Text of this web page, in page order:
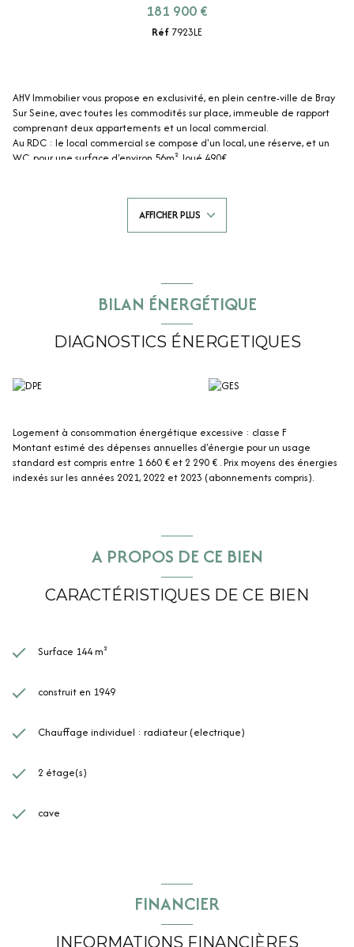
181 900 €
Réf 7923LE
AHV Immobilier vous propose en exclusivité, en plein centre-ville de Bray
Sur Seine, avec toutes les commodités sur place, immeuble de rapport
comprenant deux appartements et un local commercial.
Au RDC : le local commercial se compose d'un local, une réserve, et un
WC, pour une surface d'environ 56m², loué 490€
de 48m² (loi Carrez) LIBRE (était loué 555€ + 30 de charges (Eau)
Au 2eme étage : un appartement type studio composé d’une entrée sur
pièce de vie, d’une salle d’eau et Wc pour une surface de 37.56m² (loi
Confort : TAE, chauffage électrique.
AFFICHER PLUS
BILAN ÉNERGÉTIQUE
DIAGNOSTICS ÉNERGETIQUES
Logement à consommation énergétique excessive : classe F
Montant estimé des dépenses annuelles d'énergie pour un usage
standard est compris entre 1 660 € et 2 290 € . Prix moyens des énergies
indexés sur les années 2021, 2022 et 2023 (abonnements compris).
A PROPOS DE CE BIEN
CARACTÉRISTIQUES DE CE BIEN
Surface 144 m²
construit en 1949
Chauffage individuel : radiateur (electrique)
2 étage(s)
cave
FINANCIER
INFORMATIONS FINANCIÈRES